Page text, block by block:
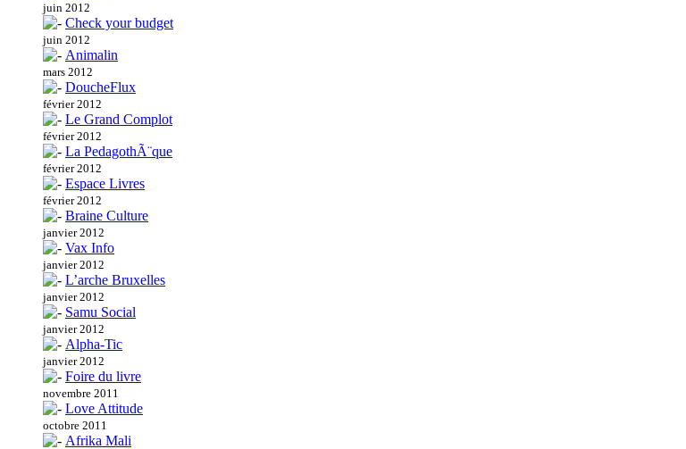
juin 2012
Check your budget
juin 2012
Animalin
mars 2012
DoucheFlux
février 2012
Le Grand Complot
février 2012
La PedagothÃ¨que
février 2012
Espace Livres
février 2012
Braine Culture
janvier 2012
Vax Info
janvier 2012
L’arche Bruxelles
janvier 2012
Samu Social
janvier 2012
Alpha-Tic
janvier 2012
Foire du livre
novembre 2011
Love Attitude
octobre 2011
Afrika Mali